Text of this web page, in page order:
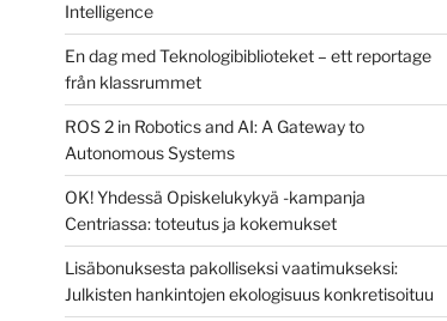
Intelligence
En dag med Teknologibiblioteket – ett reportage
från klassrummet
ROS 2 in Robotics and AI: A Gateway to
Autonomous Systems
OK! Yhdessä Opiskelukykyä -kampanja
Centriassa: toteutus ja kokemukset
Lisäbonuksesta pakolliseksi vaatimukseksi:
Julkisten hankintojen ekologisuus konkretisoituu